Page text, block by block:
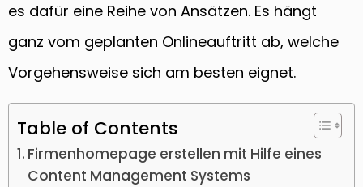
es dafür eine Reihe von Ansätzen. Es hängt
ganz vom geplanten Onlineauftritt ab, welche
Vorgehensweise sich am besten eignet.
Table of Contents
Firmenhomepage erstellen mit Hilfe eines
Content Management Systems